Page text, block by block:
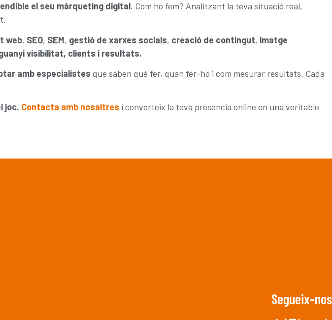
el seu màrqueting digital. Com ho fem? Analitzant la teva situació real,
web, SEO, SEM, gestió de xarxes socials, creació de contingut, imatge
visibilitat, clients i resultats.
amb especialistes que saben què fer, quan fer-ho i com mesurar resultats. Cada
joc. Contacta amb nosaltres i converteix la teva presència online en una veritable
Segueix-nos